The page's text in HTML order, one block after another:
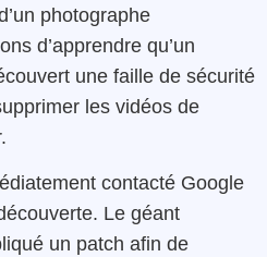
photographe
d’apprendre qu’un
une faille de sécurité
les vidéos de
contacté Google
Le géant
un patch afin de